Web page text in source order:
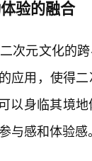
验的融合
次元文化的
应用，使得
以身临其境
与感和体验感。